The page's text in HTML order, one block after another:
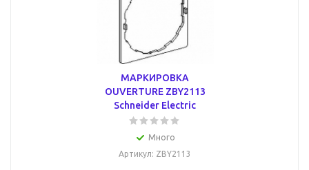
МАРКИРОВКА
OUVERTURE ZBY2113
Schneider Electric
Много
Артикул: ZBY2113